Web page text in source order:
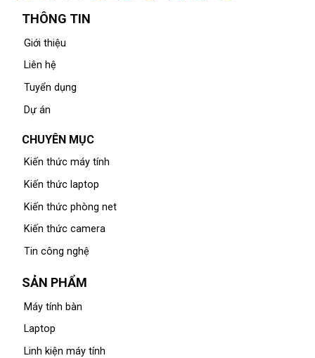
THÔNG TIN
Giới thiệu
Liên hệ
Tuyển dụng
Dự án
CHUYÊN MỤC
Kiến thức máy tính
Kiến thức laptop
Kiến thức phòng net
Kiến thức camera
Tin công nghệ
SẢN PHẨM
Máy tính bàn
Laptop
Linh kiện máy tính